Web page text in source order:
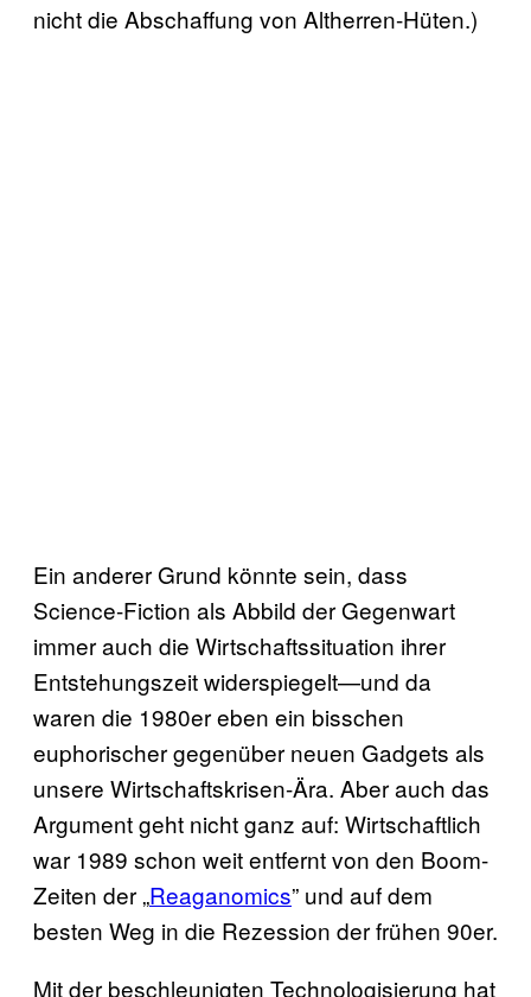
nicht die Abschaffung von Altherren-Hüten.)
Ein anderer Grund könnte sein, dass
Science-Fiction als Abbild der Gegenwart
immer auch die Wirtschaftssituation ihrer
Entstehungszeit widerspiegelt—und da
waren die 1980er eben ein bisschen
euphorischer gegenüber neuen Gadgets als
unsere Wirtschaftskrisen-Ära. Aber auch das
Argument geht nicht ganz auf: Wirtschaftlich
war 1989 schon weit entfernt von den Boom-
Zeiten der „Reaganomics” und auf dem
besten Weg in die Rezession der frühen 90er.
Mit der beschleunigten Technologisierung hat